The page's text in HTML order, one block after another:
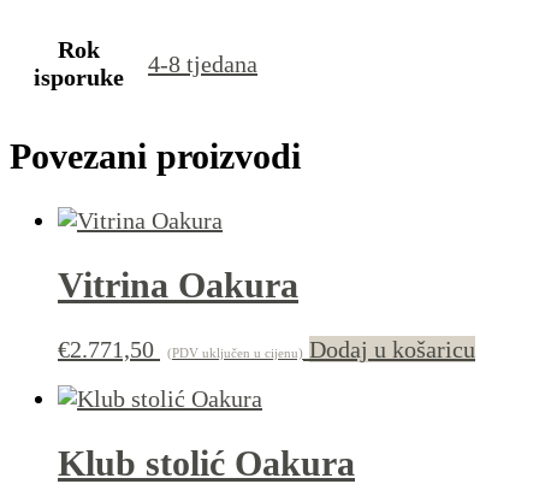
Rok
isporuke
4-8 tjedana
Povezani proizvodi
Vitrina Oakura
€2.771,50 (PDV uključen u cijenu) Dodaj u košaricu
Klub stolić Oakura